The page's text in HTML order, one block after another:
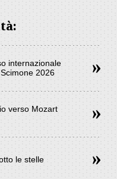
internazionale
2026
verso Mozart
le stelle